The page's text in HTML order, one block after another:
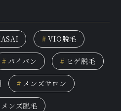
# VIO脱毛
# パイパン # ヒゲ脱毛
# メンズサロン
メンズ脱毛